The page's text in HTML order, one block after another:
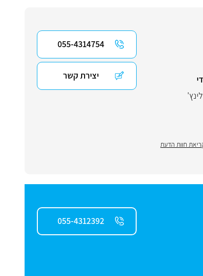
חוות הדעת
055-4314754
יצירת קשר
055-4312392